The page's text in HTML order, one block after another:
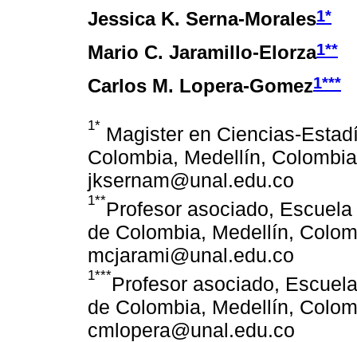
Jessica K. Serna-Morales1*
Mario C. Jaramillo-Elorza1**
Carlos M. Lopera-Gomez1***
1* Magister en Ciencias-
Colombia, Medellín,
jksernam@unal.edu.co
1**Profesor asociado,
de Colombia, Medellín,
mcjarami@unal.edu.co
1***Profesor asociado,
de Colombia, Medellín,
cmlopera@unal.edu.co